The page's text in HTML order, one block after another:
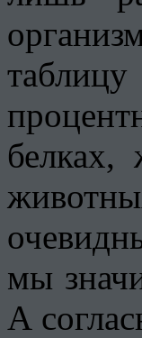
белках,
мы
А